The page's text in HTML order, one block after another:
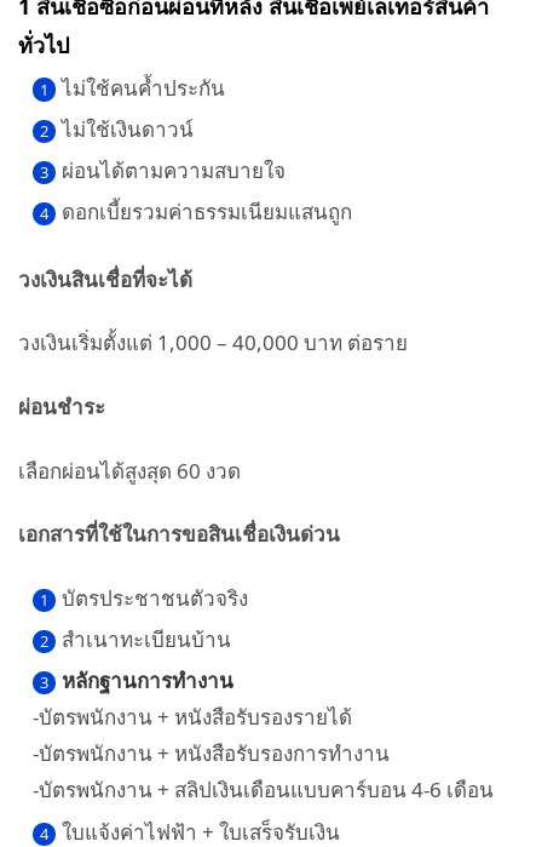
ทั่วไป
ไม่ใช้คนค้ำประกัน
ไม่ใช้เงินดาวน์
ผ่อนได้ตามความสบายใจ
ดอกเบี้ยรวมค่าธรรมเนียมแสนถูก
วงเงินสินเชื่อที่จะได้
วงเงินเริ่มตั้งแต่ 1,000 – 40,000 บาท ต่อราย
ผ่อนชำระ
เลือกผ่อนได้สูงสุด 60 งวด
เอกสารที่ใช้ในการขอสินเชื่อเงินด่วน
บัตรประชาชนตัวจริง
สำเนาทะเบียนบ้าน
หลักฐานการทำงาน
-บัตรพนักงาน + หนังสือรับรองรายได้
-บัตรพนักงาน + หนังสือรับรองการทำงาน
-บัตรพนักงาน + สลิปเงินเดือนแบบคาร์บอน 4-6 เดือน
ใบแจ้งค่าไฟฟ้า + ใบเสร็จรับเงิน